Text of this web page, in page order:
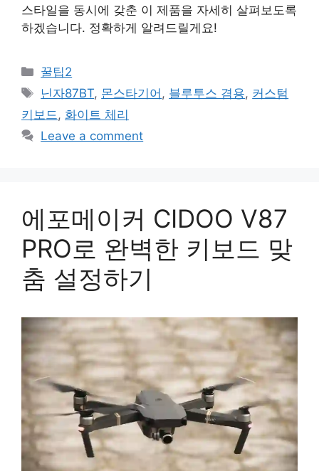
스타일을 동시에 갖춘 이 제품을 자세히 살펴보도록
하겠습니다. 정확하게 알려드릴게요!
Categories
꿀팁2
Tags
닌자87BT, 몬스타기어 , 블루투스 겸용, 커스텀
키보드 , 화이트 체리
Leave a comment
에포메이커 CIDOO V87
PRO로 완벽한 키보드 맞
춤 설정하기